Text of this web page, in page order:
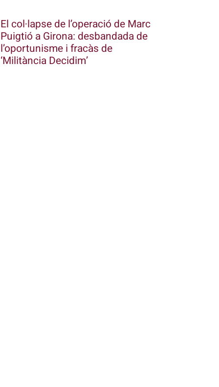
El col·lapse de l’operació de Marc
Puigtió a Girona: desbandada de
l’oportunisme i fracàs de
‘Militància Decidim’